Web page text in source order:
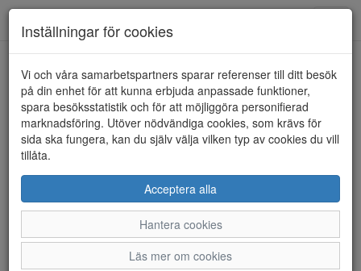
HEM NORDIC
Inställningar för cookies
Vi och våra samarbetspartners sparar referenser till ditt besök
på din enhet för att kunna erbjuda anpassade funktioner,
spara besöksstatistik och för att möjliggöra personifierad
marknadsföring. Utöver nödvändiga cookies, som krävs för
sida ska fungera, kan du själv välja vilken typ av cookies du vill
tillåta.
Acceptera alla
Hantera cookies
Läs mer om cookies